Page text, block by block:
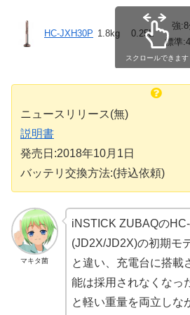
HC-JXH30P 1.8kg 0.25L
強:8
標準
スクロールできます
ニュースリリース(無)
説明書
発売日:2018年10月1日
バッテリ交換方法:(持込依頼)
マキタ菌
iNSTICK ZUBAQの
(JD2X/JD2X)の初期モ
と違い、充電台に搭載
能は採用されなくなっ
と軽い重量を両立しな